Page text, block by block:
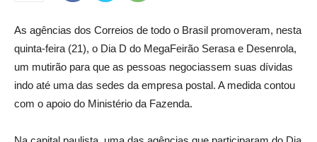
As agências dos Correios de todo o Brasil promoveram, nesta
quinta-feira (21), o Dia D do MegaFeirão Serasa e Desenrola,
um mutirão para que as pessoas negociassem suas dívidas
indo até uma das sedes da empresa postal. A medida contou
com o apoio do Ministério da Fazenda.